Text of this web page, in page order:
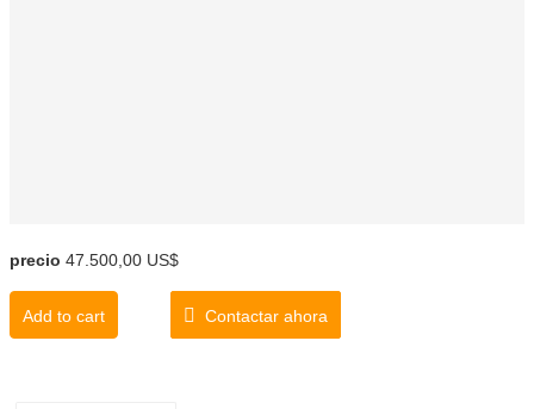
precio 47.500,00 US$
Add to cart Contactar ahora